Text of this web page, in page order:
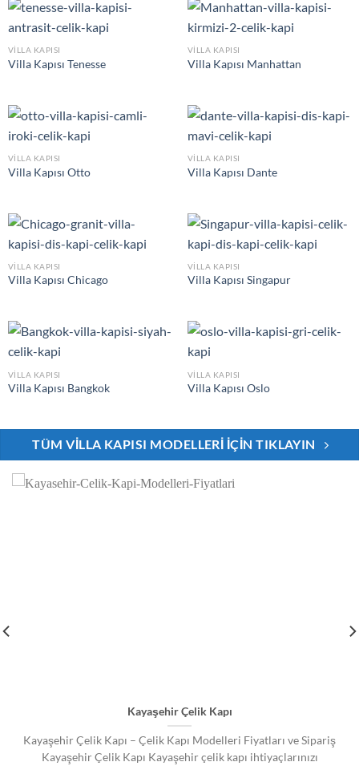
VILLA KAPISI
Villa Kapısı Tenesse
VILLA KAPISI
Villa Kapısı Manhattan
VILLA KAPISI
Villa Kapısı Otto
VILLA KAPISI
Villa Kapısı Dante
VILLA KAPISI
Villa Kapısı Chicago
VILLA KAPISI
Villa Kapısı Singapur
VILLA KAPISI
Villa Kapısı Bangkok
VILLA KAPISI
Villa Kapısı Oslo
TÜM VILLA KAPISI MODELLERI İÇIN TIKLAYIN
Kayaşehir Çelik Kapı
Kayaşehir Çelik Kapı – Çelik Kapı Modelleri Fiyatları ve Sipariş
Kayaşehir Çelik Kapı Kayaşehir çelik kapı ihtiyaçlarınızı